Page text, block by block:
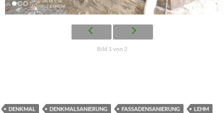
Bild 1 von 2
DENKMAL DENKMALSANIERUNG FASSADENSANIERUNG
LEHM